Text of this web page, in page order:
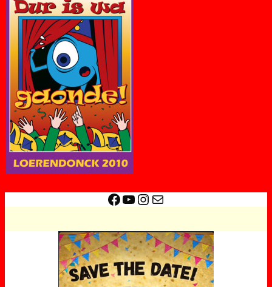
Facebook
YouTube
Instagram
E-mail